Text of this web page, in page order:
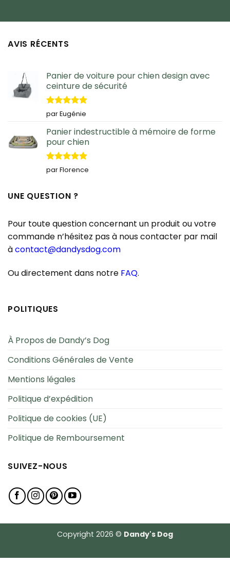
AVIS RÉCENTS
Panier de voiture pour chien design avec
ceinture de sécurité
Note5sur
5
par Eugénie
Panier indestructible à mémoire de forme
pour chien
Note5sur
5
par Florence
UNE QUESTION ?
Pour toute question concernant un produit ou votre
commande n’hésitez pas à nous contacter par mail
àcontact@dandysdog.com
Ou directement dans notre FAQ.
POLITIQUES
À Propos de Dandy’s Dog
Conditions Générales de Vente
Mentions légales
Politique d’expédition
Politique de cookies (UE)
Politique de Remboursement
SUIVEZ-NOUS
Copyright 2026 © Dandy's Dog